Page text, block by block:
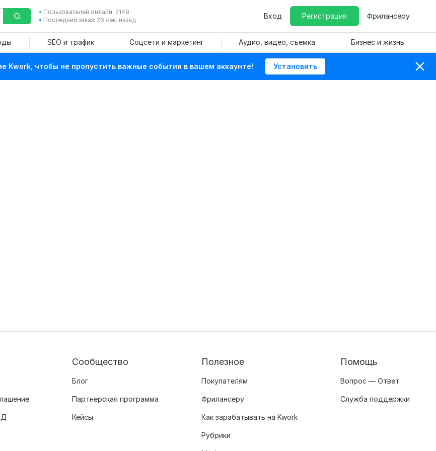
Пользователей онлайн: 2149
Последний заказ: 26 сек. назад
Вход Регистрация Фрилансеру
SEO и трафик Соцсети и маркетинг Аудио, видео, съемка Бизнес и жизнь
Kwork, чтобы не пропустить важные события в вашем аккаунте! Установить
Сообщество
Блог
Партнерская программа
Кейсы
Полезное
Покупателям
Фрилансеру
Как зарабатывать на Kwork
Рубрики
Помощь
Вопрос — Ответ
Служба поддержки